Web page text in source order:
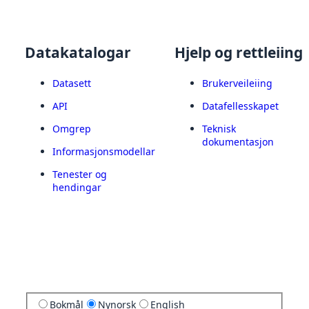
Datakatalogar
Datasett
API
Omgrep
Informasjonsmodellar
Tenester og
hendingar
Hjelp og rettleiing
Brukerveileiing
Datafellesskapet
Teknisk
dokumentasjon
Bokmål Nynorsk English